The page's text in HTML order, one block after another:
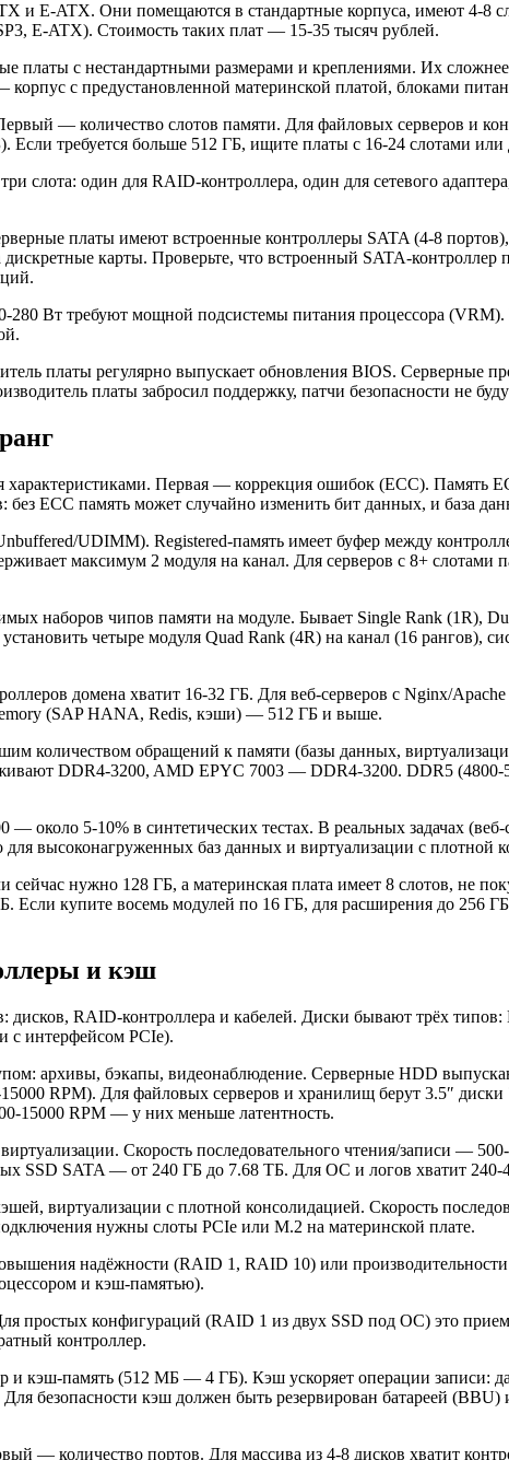
и E-ATX. Они помещаются в стандартные корпуса, имеют 4-8
E-ATX). Стоимость таких плат — 15-35 тысяч рублей.
платы с нестандартными размерами и креплениями. Их
с предустановленной материнской платой, блоками
— количество слотов памяти. Для файловых серверов и
требуется больше 512 ГБ, ищите платы с 16-24 слотами
слота: один для RAID-контроллера, один для сетевого
платы имеют встроенные контроллеры SATA (4-8
карты. Проверьте, что встроенный SATA-
Вт требуют мощной подсистемы питания процессора
платы регулярно выпускает обновления BIOS. Серверные
платы забросил поддержку, патчи безопасности не
характеристиками. Первая — коррекция ошибок (ECC). Память
ECC память может случайно изменить бит данных, и база
UDIMM). Registered-память имеет буфер между
максимум 2 модуля на канал. Для серверов с 8+ слотами
наборов чипов памяти на модуле. Бывает Single Rank (1R),
четыре модуля Quad Rank (4R) на канал (16 рангов),
домена хватит 16-32 ГБ. Для веб-серверов с Nginx/
(SAP HANA, Redis, кэши) — 512 ГБ и выше.
количеством обращений к памяти (базы данных,
DDR4-3200, AMD EPYC 7003 — DDR4-3200. DDR5
около 5-10% в синтетических тестах. В реальных задачах
высоконагруженных баз данных и виртуализации с плотной
нужно 128 ГБ, а материнская плата имеет 8 слотов, не
Если купите восемь модулей по 16 ГБ, для расширения до 256
и кэш
дисков, RAID-контроллера и кабелей. Диски бывают трёх
с интерфейсом PCIe).
архивы, бэкапы, видеонаблюдение. Серверные HDD
RPM). Для файловых серверов и хранилищ берут 3.5″
15000 RPM — у них меньше латентность.
Скорость последовательного чтения/записи —
SSD SATA — от 240 ГБ до 7.68 ТБ. Для ОС и логов хватит
виртуализации с плотной консолидацией. Скорость
нужны слоты PCIe или M.2 на материнской плате.
надёжности (RAID 1, RAID 10) или
и кэш-памятью).
простых конфигураций (RAID 1 из двух SSD под ОС) это
контроллер.
кэш-память (512 МБ — 4 ГБ). Кэш ускоряет операции записи:
безопасности кэш должен быть резервирован батареей
— количество портов. Для массива из 4-8 дисков хватит